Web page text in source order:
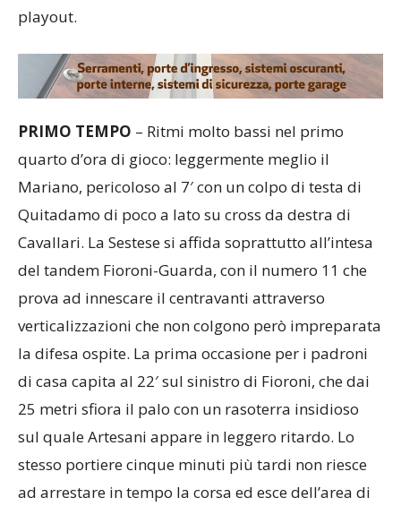
playout.
Quitadamo di poco a lato su cross da destra di
di casa capita al 22′ sul sinistro di Fioroni, che dai